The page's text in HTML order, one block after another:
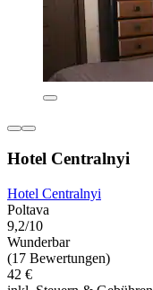
Hotel Centralnyi
Hotel Centralnyi
Poltava
9,2/10
Wunderbar
(17 Bewertungen)
42 €